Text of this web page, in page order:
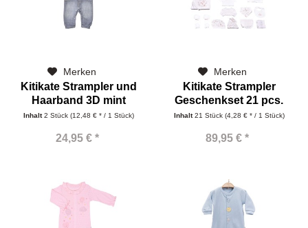
Merken
Kitikate Strampler und
Haarband 3D mint
Inhalt2 Stück(12,48 € * / 1 Stück)
24,95 € *
Merken
Kitikate Strampler
Geschenkset 21 pcs.
Inhalt21 Stück (4,28 € * / 1 Stück)
89,95 € *